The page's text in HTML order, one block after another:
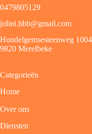
0479805129
jolini.hbb@gmail.com
Hundelgemsesteenweg
9820 Merelbeke
Categorieën
Home
Over ons
Diensten